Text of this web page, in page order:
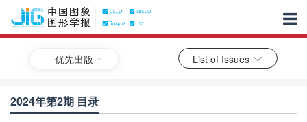
优先出版 List of Issues
2024年第2期 目录